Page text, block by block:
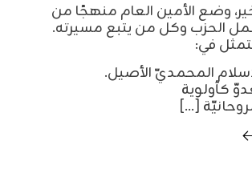
وضع الأمين العام منهجًا من
الحزب وكل من يتبع مسيرته.
في: